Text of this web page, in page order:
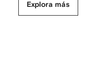
Explora más